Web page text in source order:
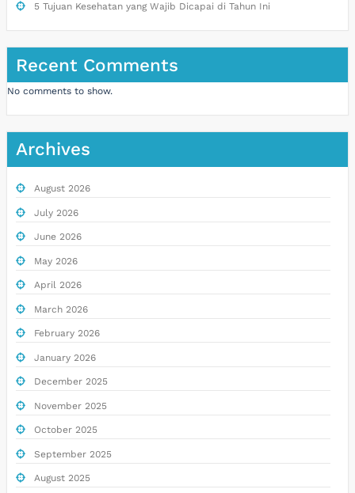
5 Tujuan Kesehatan yang Wajib Dicapai di Tahun Ini
Recent Comments
No comments to show.
Archives
August 2026
July 2026
June 2026
May 2026
April 2026
March 2026
February 2026
January 2026
December 2025
November 2025
October 2025
September 2025
August 2025